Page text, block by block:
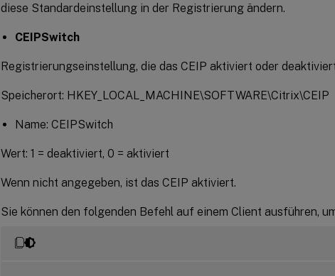
diese Standardeinstellung in der Registrierung ändern.
CEIPSwitch
Registrierungseinstellung, die das CEIP aktiviert oder
Speicherort: HKEY_LOCAL_MACHINE\SOFTWARE\Citrix\CEIP
Name: CEIPSwitch
Wert: 1 = deaktiviert, 0 = aktiviert
Wenn nicht angegeben, ist das CEIP aktiviert.
Sie können den folgenden Befehl auf einem Client ausführen,